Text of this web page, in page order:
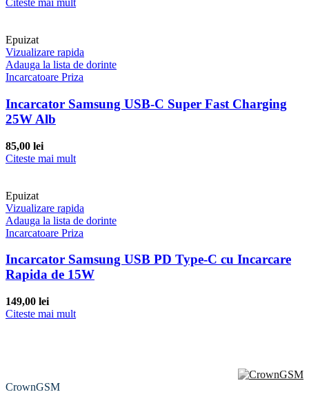
Citeste mai mult
Epuizat
Vizualizare rapida
Adauga la lista de dorinte
Incarcatoare Priza
Incarcator Samsung USB-C Super Fast Charging
25W Alb
85,00 lei
Citeste mai mult
Epuizat
Vizualizare rapida
Adauga la lista de dorinte
Incarcatoare Priza
Incarcator Samsung USB PD Type-C cu Incarcare
Rapida de 15W
149,00 lei
Citeste mai mult
CrownGSM